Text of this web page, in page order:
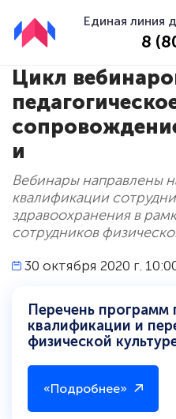
Единая линия
8
Цикл
и
Вебинары направлены
квалификации
здравоохранения в
сотрудников
30 октября 2020 г.
Перечень
квалификации и
физической
«Подробнее»